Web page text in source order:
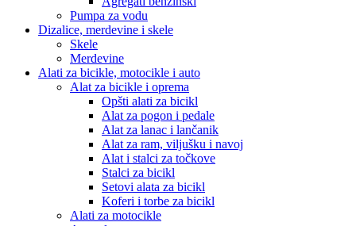
Pumpa za vodu
Dizalice, merdevine i skele
Skele
Merdevine
Alati za bicikle, motocikle i auto
Alat za bicikle i oprema
Opšti alati za bicikl
Alat za pogon i pedale
Alat za lanac i lančanik
Alat za ram, viljušku i navoj
Alat i stalci za točkove
Stalci za bicikl
Setovi alata za bicikl
Koferi i torbe za bicikl
Alati za motocikle